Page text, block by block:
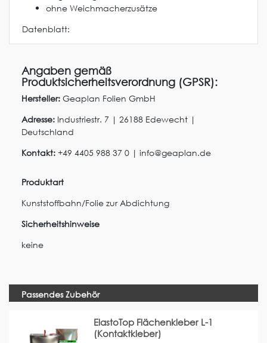
ohne Weichmacherzusätze
Datenblatt:
Angaben gemäß
Produktsicherheitsverordnung (GPSR):
Hersteller: Geaplan Folien GmbH
Adresse: Industriestr. 7 | 26188 Edewecht |
Deutschland
Kontakt: +49 4405 988 37 0 | info@geaplan.de
Produktart
Kunststoffbahn/Folie zur Abdichtung
Sicherheitshinweise
keine
Passendes Zubehör
ElastoTop Flächenkleber L-1
(Kontaktkleber)